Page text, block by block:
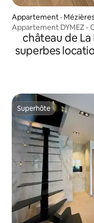
Appartement ·
Appartement DYMEZ -
château de
superbes
Superhôte
Superhôte